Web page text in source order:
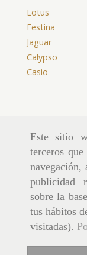
Este sitio
terceros
navegación,
publicidad
sobre la
tus hábitos
visitadas).
Lotus
Festina
Jaguar
Calypso
Casio